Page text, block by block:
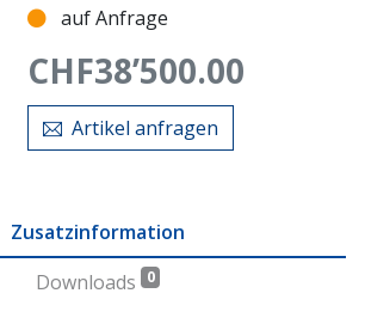
auf Anfrage
CHF38’500.00
Artikel anfragen
Zusatzinformation
Downloads
0